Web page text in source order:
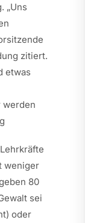
„Uns
zitiert.
etwas
werden
weniger
80
sei
oder